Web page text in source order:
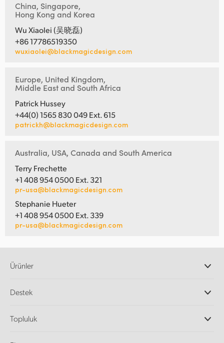
China, Singapore,
Hong Kong and Korea
Wu Xiaolei (吴晓磊)
+86 17786519350
wuxiaolei@blackmagicdesign.com
Europe, United Kingdom,
Middle East and South Africa
Patrick Hussey
+44(0) 1565 830 049 Ext. 615
patrickh@blackmagicdesign.com
Australia, USA, Canada and South America
Terry Frechette
+1 408 954 0500 Ext. 321
pr-usa@blackmagicdesign.com
Stephanie Hueter
+1 408 954 0500 Ext. 339
pr-usa@blackmagicdesign.com
Ürünler
DaVinci Resolve ve Fusion Yazılımı
Ultimatte
Destek
Destek Merkezi
Topluluk